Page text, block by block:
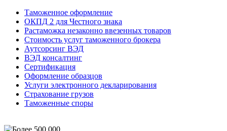
Таможенное оформление
ОКПД 2 для Честного знака
Растаможка незаконно ввезенных товаров
Стоимость услуг таможенного брокера
Аутсорсинг ВЭД
ВЭД консалтинг
Сертификация
Оформление образцов
Услуги электронного декларирования
Страхование грузов
Таможенные споры